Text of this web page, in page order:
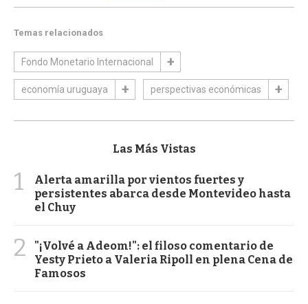
Temas relacionados
Fondo Monetario Internacional
economía uruguaya perspectivas económicas
Las Más Vistas
1
Alerta amarilla por vientos fuertes y
persistentes abarca desde Montevideo hasta
el Chuy
2
"¡Volvé a Adeom!": el filoso comentario de
Yesty Prieto a Valeria Ripoll en plena Cena de
Famosos